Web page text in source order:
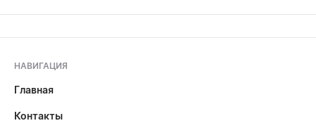
НАВИГАЦИЯ
Главная
Контакты